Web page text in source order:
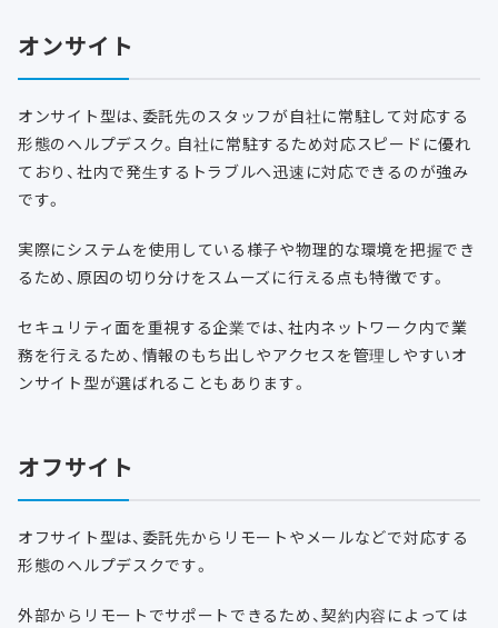
オンサイト
オンサイト型は、委託先のスタッフが自社に常駐して対応する
形態のヘルプデスク。自社に常駐するため対応スピードに優れ
ており、社内で発生するトラブルへ迅速に対応できるのが強み
です。
実際にシステムを使用している様子や物理的な環境を把握でき
るため、原因の切り分けをスムーズに行える点も特徴です。
セキュリティ面を重視する企業では、社内ネットワーク内で業
務を行えるため、情報のもち出しやアクセスを管理しやすいオ
ンサイト型が選ばれることもあります。
オフサイト
オフサイト型は、委託先からリモートやメールなどで対応する
形態のヘルプデスクです。
外部からリモートでサポートできるため、契約内容によっては